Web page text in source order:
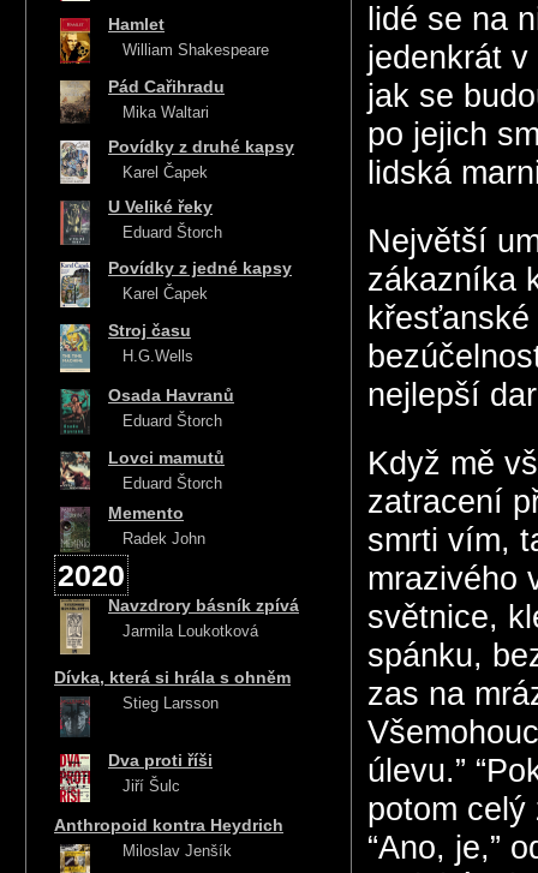
Hamlet
William Shakespeare
Pád Cařihradu
Mika Waltari
Povídky z druhé kapsy
Karel Čapek
U Veliké řeky
Eduard Štorch
Povídky z jedné kapsy
Karel Čapek
Stroj času
H.G.Wells
Osada Havranů
Eduard Štorch
Lovci mamutů
Eduard Štorch
Memento
Radek John
2020
Navzdrory básník zpívá
Jarmila Loukotková
Dívka, která si hrála s ohněm
Stieg Larsson
Dva proti říši
Jiří Šulc
Anthropoid kontra Heydrich
Miloslav Jenšík
lidé se na
jedenkrát
jak se
po jejich
lidská
Největší
zákazníka
nejlepší
Když mě
zatracení
smrti vím,
mrazivého
světnice,
spánku,
zas na
úlevu.”
potom celý
“Ano, je,”